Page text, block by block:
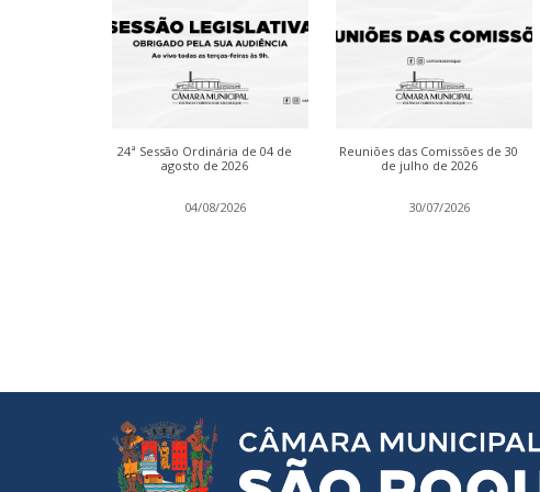
24ª Sessão Ordinária de 04 de
agosto de 2026
04/08/2026
Reuniões das Comissões de 30
de julho de 2026
30/07/2026